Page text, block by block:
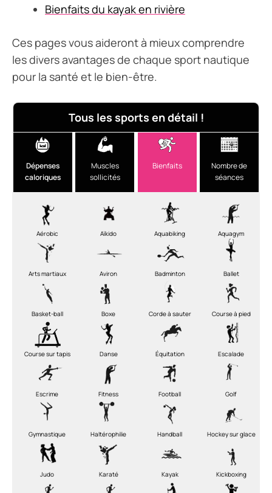
Bienfaits du kayak en rivière
Ces pages vous aideront à mieux comprendre
les divers avantages de chaque sport nautique
pour la santé et le bien-être.
Tous les sports en détail !
Dépenses
caloriques
Muscles
sollicités
Bienfaits
Nombre de
séances
Aérobic Aïkido Aquabiking Aquagym
Arts martiaux Aviron Badminton Ballet
Basket-ball Boxe Corde à sauter Course à pied
Course sur tapis Danse Équitation Escalade
Escrime Fitness Football Golf
Gymnastique Haltérophilie Handball Hockey sur glace
Judo Karaté Kayak Kickboxing